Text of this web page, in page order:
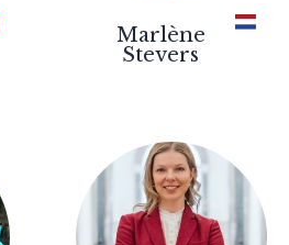
Marlène
Stevers